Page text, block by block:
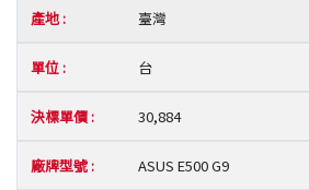
臺灣
台
30,884
ASUS E500 G9